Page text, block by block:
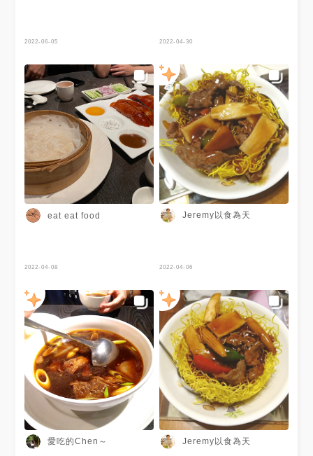
日：11:15-14:30、17:15-
悅品中餐廳 #中餐廳 #聚餐 #午
餐吃什麼 #晚餐吃什麼 #港式飲
茶 #吃貨日記 #吃貨女孩 #美食
日記 #美食 #吃貨 #kaohsiung
#kaohsiungfood #popdaily
#hoteldua #popyummy高雄
#instagram #din高雄美食
2022-06-05 2022-04-30
eat eat food
2022-04-08
Jeremy以食為天
2022-04-06
愛吃的Chen～ Jeremy以食為天